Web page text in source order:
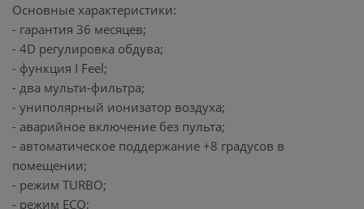
Основные характеристики:
- гарантия 36 месяцев;
- 4D регулировка обдува;
- функция I Feel;
- два мульти-фильтра;
- униполярный ионизатор воздуха;
- аварийное включение без пульта;
- автоматическое поддержание +8 градусов в
помещении;
- режим TURBO;
- режим ECO;